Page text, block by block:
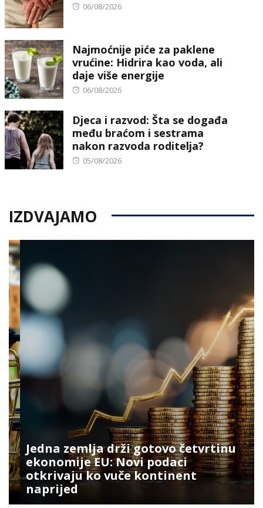
Posted
06/08/2026
Najmoćnije piće za paklene
vrućine: Hidrira kao voda, ali
daje više energije
Posted
06/08/2026
Djeca i razvod: Šta se događa
među braćom i sestrama
nakon razvoda roditelja?
Posted
05/08/2026
IZDVAJAMO
Jedna zemlja drži gotovo četvrtinu
ekonomije EU: Novi podaci
otkrivaju ko vuče kontinent
naprijed